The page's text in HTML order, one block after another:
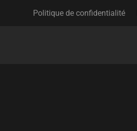
Politique de confidentialité